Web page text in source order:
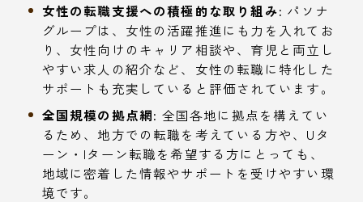
女性の転職支援への積極的な取り組み: パソナ
グループは、女性の活躍推進にも力を入れてお
り、女性向けのキャリア相談や、育児と両立し
やすい求人の紹介など、女性の転職に特化した
サポートも充実していると評価されています。
全国規模の拠点網: 全国各地に拠点を構えてい
るため、地方での転職を考えている方や、Uタ
ーン・Iターン転職を希望する方にとっても、
地域に密着した情報やサポートを受けやすい環
境です。